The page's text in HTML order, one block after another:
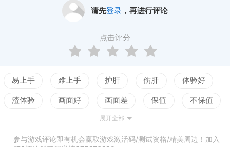
代地下城！ 以超过250个原始水平测试您的想法！
请先登录，再进行评论
点击评分
易上手 难上手 护肝 伤肝 体验好
渣体验 画面好 画面差 保值 不保值
测试
展开全部
参与游戏评论即有机会赢取游戏激活码/测试资格/精美周边！加入